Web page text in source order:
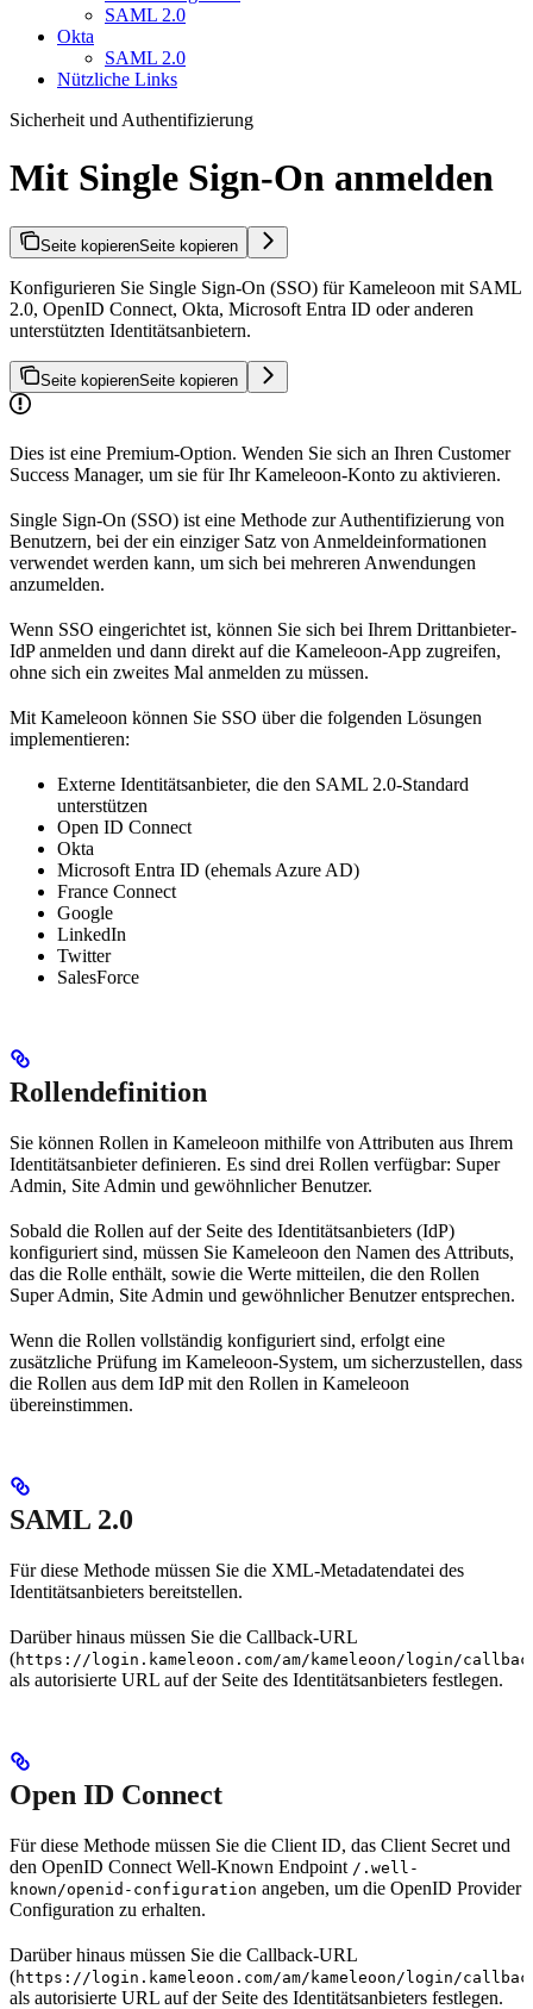
SAML 2.0
Okta
SAML 2.0
Nützliche Links
Sicherheit und Authentifizierung
Mit Single Sign-On anmelden
Seite kopierenSeite kopieren
Konfigurieren Sie Single Sign-On (SSO) für Kameleoon mit SAML
2.0, OpenID Connect, Okta, Microsoft Entra ID oder anderen
unterstützten Identitätsanbietern.
Seite kopierenSeite kopieren
Dies ist eine Premium-Option. Wenden Sie sich an Ihren Customer
Success Manager, um sie für Ihr Kameleoon-Konto zu aktivieren.
Single Sign-On (SSO) ist eine Methode zur Authentifizierung von
Benutzern, bei der ein einziger Satz von Anmeldeinformationen
verwendet werden kann, um sich bei mehreren Anwendungen
anzumelden.
Wenn SSO eingerichtet ist, können Sie sich bei Ihrem Drittanbieter-
IdP anmelden und dann direkt auf die Kameleoon-App zugreifen,
ohne sich ein zweites Mal anmelden zu müssen.
Mit Kameleoon können Sie SSO über die folgenden Lösungen
implementieren:
Externe Identitätsanbieter, die den SAML 2.0-Standard
unterstützen
Open ID Connect
Okta
Microsoft Entra ID (ehemals Azure AD)
France Connect
Google
LinkedIn
Twitter
SalesForce
Rollendefinition
Sie können Rollen in Kameleoon mithilfe von Attributen aus Ihrem
Identitätsanbieter definieren. Es sind drei Rollen verfügbar: Super
Admin, Site Admin und gewöhnlicher Benutzer.
Sobald die Rollen auf der Seite des Identitätsanbieters (IdP)
konfiguriert sind, müssen Sie Kameleoon den Namen des Attributs,
das die Rolle enthält, sowie die Werte mitteilen, die den Rollen
Super Admin, Site Admin und gewöhnlicher Benutzer entsprechen.
Wenn die Rollen vollständig konfiguriert sind, erfolgt eine
zusätzliche Prüfung im Kameleoon-System, um sicherzustellen, dass
die Rollen aus dem IdP mit den Rollen in Kameleoon
übereinstimmen.
SAML 2.0
Für diese Methode müssen Sie die XML-Metadatendatei des
Identitätsanbieters bereitstellen.
Darüber hinaus müssen Sie die Callback-URL
(https://login.kameleoon.com/am/kameleoon/login/
als autorisierte URL auf der Seite des Identitätsanbieters festlegen.
Open ID Connect
Für diese Methode müssen Sie die Client ID, das Client Secret und
den OpenID Connect Well-Known Endpoint /.well-
known/openid-configuration angeben, um die OpenID Provider
Configuration zu erhalten.
Darüber hinaus müssen Sie die Callback-URL
(https://login.kameleoon.com/am/kameleoon/login/
als autorisierte URL auf der Seite des Identitätsanbieters festlegen.